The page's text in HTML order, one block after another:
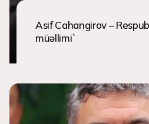
Asif Cahangirov –
müəllimi`